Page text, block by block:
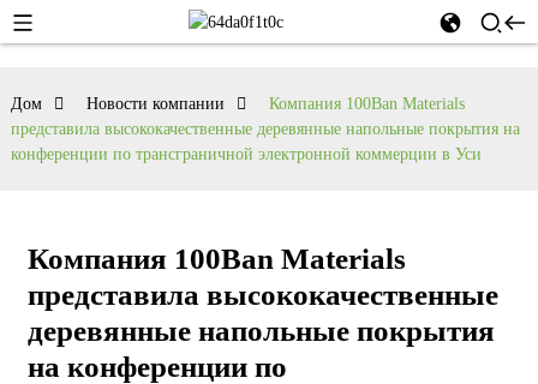
Дом Новости компании
Компания 100Ban Materials
представила высококачественные деревянные напольные покрытия на
конференции по трансграничной электронной коммерции в Уси
Компания 100Ban Materials
представила высококачественные
деревянные напольные покрытия
на конференции по